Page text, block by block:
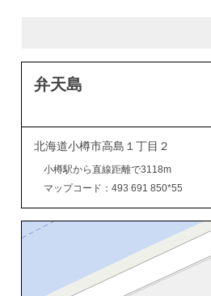
弁天島
北海道小樽市高島１丁目２
小樽駅から直線距離で3118m
マップコード：493 691 850*55